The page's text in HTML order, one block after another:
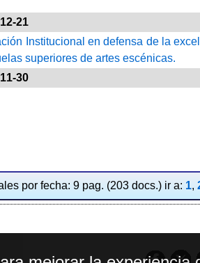
21
Institucional en defensa de la
superiores de artes escénicas.
30
por fecha: 9 pag. (203 docs.) ir a: 1,